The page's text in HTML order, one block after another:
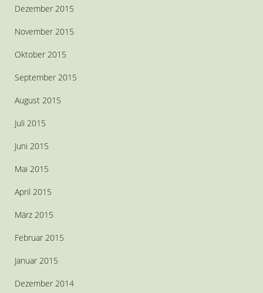
Dezember 2015
November 2015
Oktober 2015
September 2015
August 2015
Juli 2015
Juni 2015
Mai 2015
April 2015
März 2015
Februar 2015
Januar 2015
Dezember 2014